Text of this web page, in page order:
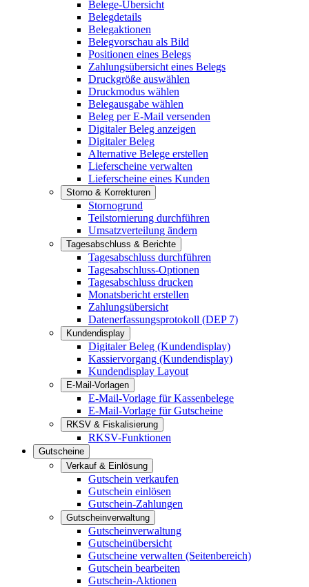
Belege-Übersicht
Belegdetails
Belegaktionen
Belegvorschau als Bild
Positionen eines Belegs
Zahlungsübersicht eines Belegs
Druckgröße auswählen
Druckmodus wählen
Belegausgabe wählen
Beleg per E-Mail versenden
Digitaler Beleg anzeigen
Digitaler Beleg
Alternative Belege erstellen
Lieferscheine verwalten
Lieferscheine eines Kunden
Storno & Korrekturen
Stornogrund
Teilstornierung durchführen
Umsatzverteilung ändern
Tagesabschluss & Berichte
Tagesabschluss durchführen
Tagesabschluss-Optionen
Tagesabschluss drucken
Monatsbericht erstellen
Zahlungsübersicht
Datenerfassungsprotokoll (DEP 7)
Kundendisplay
Digitaler Beleg (Kundendisplay)
Kassiervorgang (Kundendisplay)
Kundendisplay Layout
E-Mail-Vorlagen
E-Mail-Vorlage für Kassenbelege
E-Mail-Vorlage für Gutscheine
RKSV & Fiskalisierung
RKSV-Funktionen
Gutscheine
Verkauf & Einlösung
Gutschein verkaufen
Gutschein einlösen
Gutschein-Zahlungen
Gutscheinverwaltung
Gutscheinverwaltung
Gutscheinübersicht
Gutscheine verwalten (Seitenbereich)
Gutschein bearbeiten
Gutschein-Aktionen